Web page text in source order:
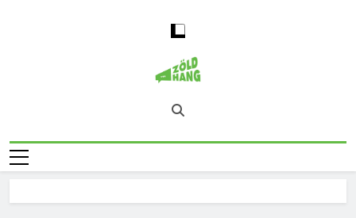
Magyarország
Zöld Hangja
Zöld Hang – Természet, Klímaváltozás,
Fenntarthatóság, Jövő